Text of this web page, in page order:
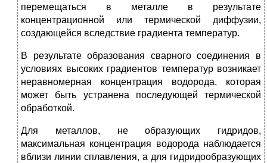
перемещаться в металле в результате
концентрационной или термической диффузии,
создающейся вследствие градиента температур.
В результате образования сварного соединения в
условиях высоких градиентов температур возникает
неравномерная концентрация водорода, которая
может быть устранена последующей термической
обработкой.
Для металлов, не образующих гидридов,
максимальная концентрация водорода наблюдается
вблизи линии сплавления, а для гидридообразующих